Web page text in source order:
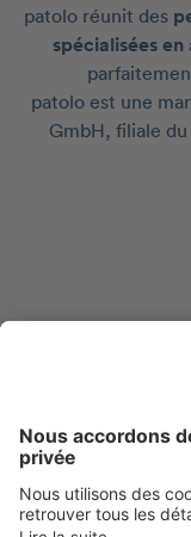
patolo réunit des
spécialisées en
patolo est une
GmbH, filiale